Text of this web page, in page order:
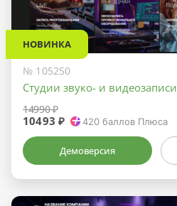
НОВИНКА
№ 105250
Студии звуко- и видеозаписи
14990 ₽
10493 ₽ 420 баллов Плюса
Демоверсия